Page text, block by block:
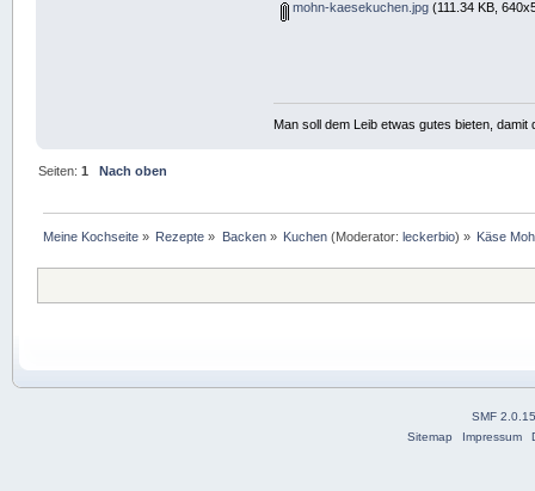
mohn-kaesekuchen.jpg(111.34 KB,
Man soll dem Leib etwas gutes bieten,
Seiten:1 Nach oben
Meine Kochseite » Rezepte » Backen» Kuchen (Moderator: leckerbio) » Käse
SMF
Sitemap
Impressum